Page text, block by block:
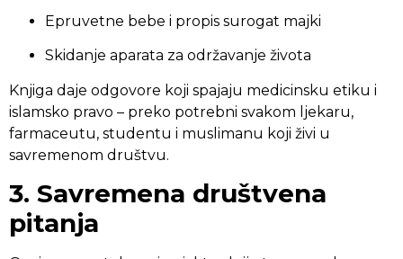
Epruvetne bebe i propis surogat majki
Skidanje aparata za održavanje života
Knjiga daje odgovore koji spajaju medicinsku etiku i
islamsko pravo – preko potrebni svakom ljekaru,
farmaceutu, studentu i muslimanu koji živi u
savremenom društvu.
3. Savremena društvena
pitanja